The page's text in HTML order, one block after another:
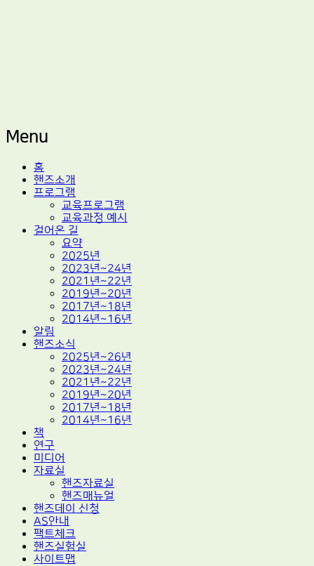
Menu
Skip
content
홈
핸즈소개
프로그램
교육프로그램
교육과정 예시
걸어온 길
요약
2025년
2023년~24년
2021년~22년
2019년~20년
2017년~18년
2014년~16년
알림
핸즈소식
2025년~26년
2023년~24년
2021년~22년
2019년~20년
2017년~18년
2014년~16년
책
연구
미디어
자료실
핸즈자료실
핸즈매뉴얼
핸즈데이 신청
AS안내
팩트체크
핸즈실험실
사이트맵